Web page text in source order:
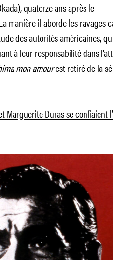
quatorze ans après le
manière il aborde les ravages
des autorités américaines,
à leur responsabilité dans
mon amourest retiré de la
Marguerite Duras se confiaient